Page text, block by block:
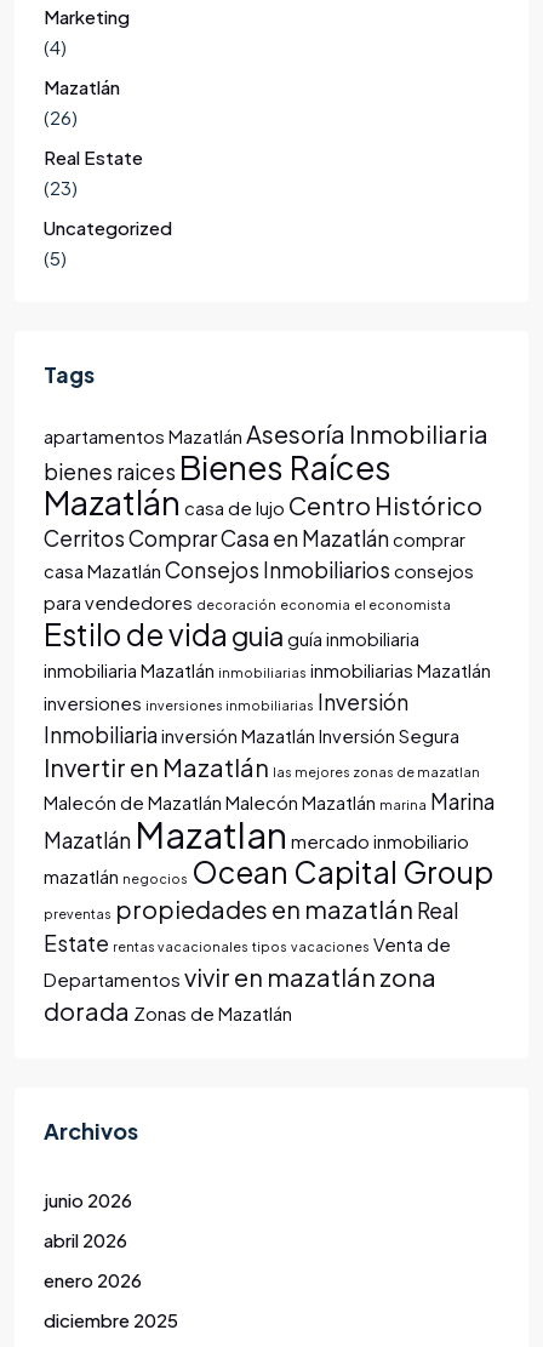
Marketing
(4)
Mazatlán
(26)
Real Estate
(23)
Uncategorized
(5)
Tags
apartamentos Mazatlán Asesoría Inmobiliaria
bienes raices Bienes Raíces
Mazatlán casa de lujo Centro Histórico
CerritosComprar Casa en Mazatláncomprar
casa Mazatlán Consejos Inmobiliarios consejos
para vendedores decoración economia el economista
Estilo de vida guia guía inmobiliaria
inmobiliaria Mazatlán inmobiliarias inmobiliarias Mazatlán
inversiones inversiones inmobiliarias Inversión
Inmobiliariainversión Mazatlán Inversión Segura
Invertir en Mazatlán las mejores zonas de mazatlan
Malecón de Mazatlán Malecón Mazatlán marina Marina
Mazatlán Mazatlan mercado inmobiliario
mazatlán negocios Ocean Capital Group
preventas propiedades en mazatlán Real
Estate rentas vacacionales tipos vacaciones Venta de
Departamentos vivir en mazatlán zona
dorada Zonas de Mazatlán
Archivos
junio 2026
abril 2026
enero 2026
diciembre 2025